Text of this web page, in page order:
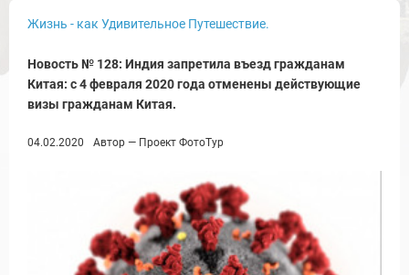
Жизнь - как Удивительное Путешествие.
Новость № 128: Индия запретила въезд гражданам
Китая: с 4 февраля 2020 года отменены действующие
визы гражданам Китая.
04.02.2020 Автор — Проект ФотоТур